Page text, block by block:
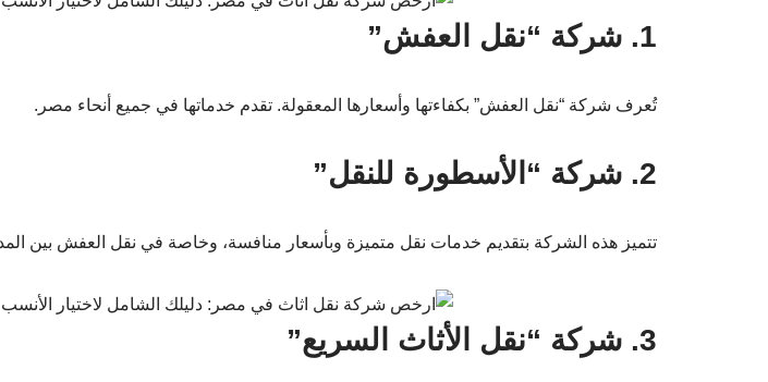
1. شركة “نقل العفش”
تُعرف شركة “نقل العفش” بكفاءتها وأسعارها المعقولة. تقدم خدماتها في جميع أنحاء مصر.
2. شركة “الأسطورة للنقل”
تتميز هذه الشركة بتقديم خدمات نقل متميزة وبأسعار منافسة، وخاصة في نقل العفش بين
3. شركة “نقل الأثاث السريع”